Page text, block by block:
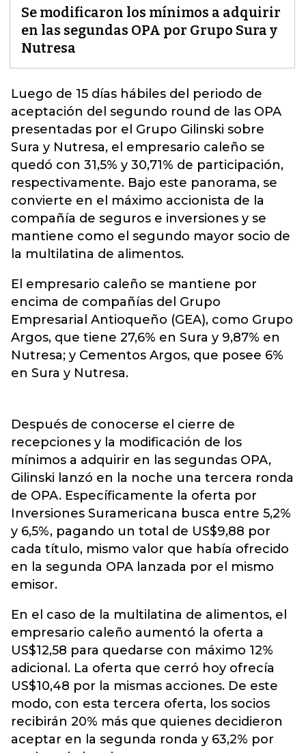
Se modificaron los mínimos a adquirir
en las segundas OPA por Grupo Sura y
Nutresa
Luego de 15 días hábiles del periodo de
aceptación del segundo round de las OPA
presentadas por el Grupo Gilinski sobre
Sura y Nutresa, el empresario caleño se
quedó con 31,5% y 30,71% de participación,
respectivamente. Bajo este panorama, se
convierte en el máximo accionista de la
compañía de seguros e inversiones y se
mantiene como el segundo mayor socio de
la multilatina de alimentos.
El empresario caleño se mantiene por
encima de compañías del Grupo
Empresarial Antioqueño (GEA), como Grupo
Argos, que tiene 27,6% en Sura y 9,87% en
Nutresa; y Cementos Argos, que posee 6%
en Sura y Nutresa.
Después de conocerse el cierre de
recepciones y la modificación de los
mínimos a adquirir en las segundas OPA,
Gilinski lanzó en la noche una tercera ronda
de OPA. Específicamente la oferta por
Inversiones Suramericana busca entre 5,2%
y 6,5%, pagando un total de US$9,88 por
cada título, mismo valor que había ofrecido
en la segunda OPA lanzada por el mismo
emisor.
En el caso de la multilatina de alimentos, el
empresario caleño aumentó la oferta a
US$12,58 para quedarse con máximo 12%
adicional. La oferta que cerró hoy ofrecía
US$10,48 por la mismas acciones. De este
modo, con esta tercera oferta, los socios
recibirán 20% más que quienes decidieron
aceptar en la segunda ronda y 63,2% por